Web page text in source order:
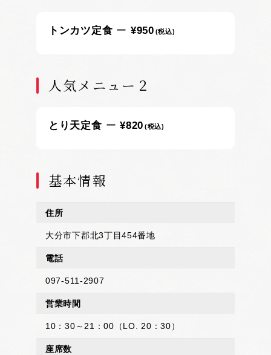
トンカツ定食 ¥950 (税込)
人気メニュー２
とり天定食 ¥820 (税込)
基本情報
住所
大分市下郡北3丁目454番地
電話
097-511-2907
営業時間
10：30～21：00（LO. 20：30）
座席数